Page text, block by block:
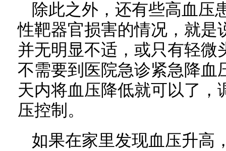
除此之外，还有些高血压
性靶器官损害的情况，就是
并无明显不适，或只有轻微
不需要到医院急诊紧急降血
天内将血压降低就可以了，
压控制。
如果在家里发现血压升高